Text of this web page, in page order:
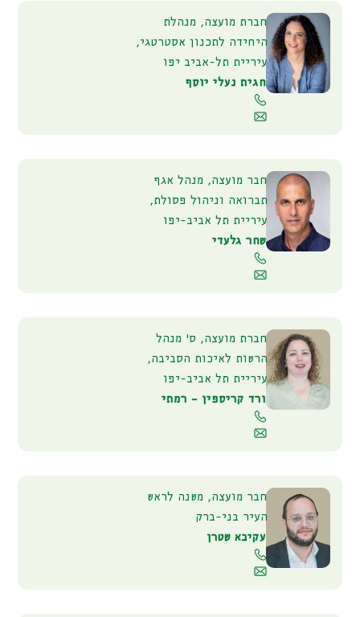
חברת מועצה, מנהלת
היחידה לתכנון אסטרטגי,
עיריית תל-אביב יפו
חגית נעלי יוסף
חבר מועצה, מנהל אגף
תברואה וניהול פסולת,
עיריית תל אביב-יפו
שחר גלעדי
חברת מועצה, ס' מנהל
הרשות לאיכות הסביבה,
עיריית תל אביב-יפו
ורד קריספין – רמתי
חבר מועצה, משנה לראש
העיר בני-ברק
עקיבא שטרן